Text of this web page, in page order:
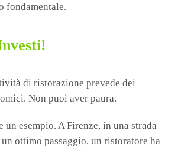
fondamentale.
di ristorazione prevede dei
Non puoi aver paura.
un esempio. A Firenze, in una strada
ottimo passaggio, un ristoratore ha